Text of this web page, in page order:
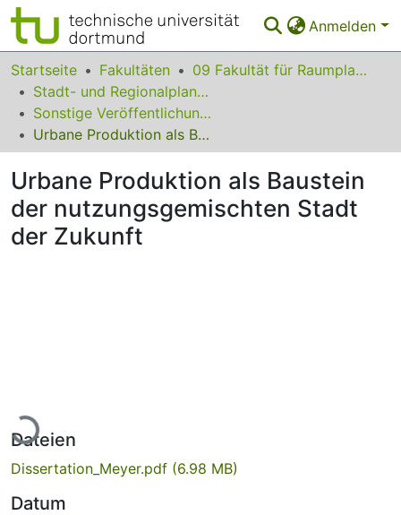
Anmelden
Bereiche & Sammlungen
Das gesamte Repositorium
Statistiken
FAQ
Leitlinien
Zurück zur Startseite
Startseite Fakultäten
09 Fakultät für Raumplanung
Stadt- und Regionalplanung
Sonstige Veröffentlichungen (Stadt- und Regionalplanung)
Urbane Produktion als Baustein der nutzungsgemischten Stadt der Zukunft
Urbane Produktion als Baustein
der nutzungsgemischten Stadt
der Zukunft
Lade...
Dateien
Dissertation_Meyer.pdf (6.98 MB)
Datum